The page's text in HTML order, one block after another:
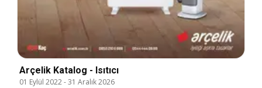
Arçelik Katalog - Isıtıcı
01 Eylül 2022-31 Aralık 2026